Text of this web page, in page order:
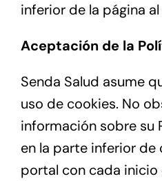
inferior de la página
Aceptación de la
Senda Salud asume
uso de cookies. No
información sobre su
en la parte inferior de
portal con cada inicio